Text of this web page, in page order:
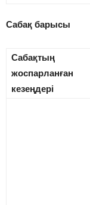
Сабақ барысы
Сабақтың
жоспарланған
кезеңдері